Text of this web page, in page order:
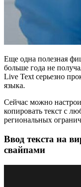
Еще одна полезная
больше года не
Live Text серьезно
языка.
Сейчас можно
копировать текст с
региональных
Ввод текста на
свайпами